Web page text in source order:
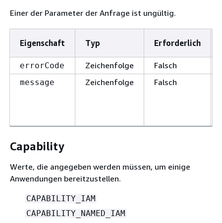
Einer der Parameter der Anfrage ist ungültig.
Eigenschaft Typ Erforderlich
errorCode Zeichenfolge Falsch
message Zeichenfolge Falsch
Capability
Werte, die angegeben werden müssen, um einige
Anwendungen bereitzustellen.
CAPABILITY_IAM
CAPABILITY_NAMED_IAM